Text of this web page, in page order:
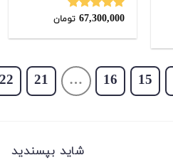
نمره5.00
67,300,000 تومان
15
16
…
21
22
شاید بپسندید